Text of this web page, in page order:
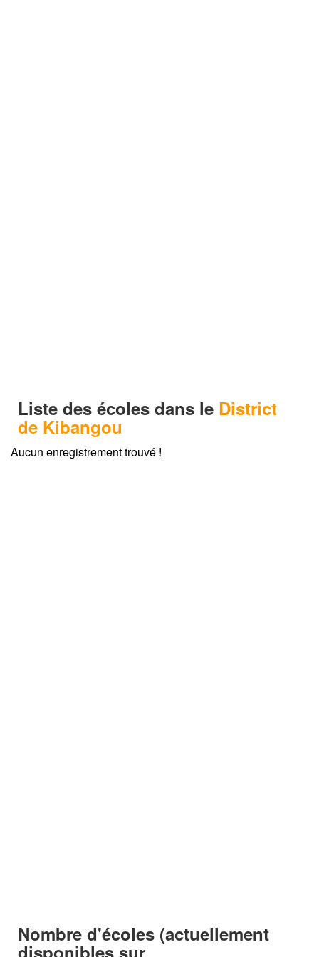
Liste des écoles dans le District
de Kibangou
Aucun enregistrement trouvé !
Nombre d'écoles (actuellement
disponibles sur